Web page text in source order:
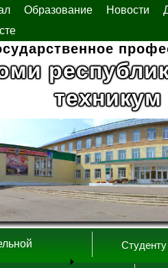
Образование Новости
Студенту